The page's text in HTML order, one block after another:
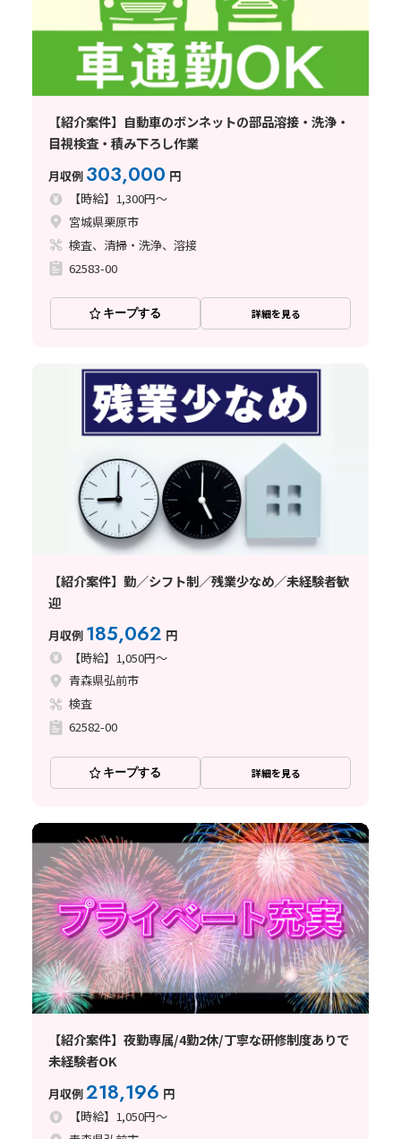
【紹介案件】自動車のボンネットの部品溶接・洗浄・
目視検査・積み下ろし作業
月収例 303,000 円
【時給】1,300円～
宮城県栗原市
検査、清掃・洗浄、溶接
62583-00
キープする 詳細を見る
【紹介案件】勤／シフト制／残業少なめ／未経験者歓
迎
月収例 185,062 円
【時給】1,050円～
青森県弘前市
検査
62582-00
キープする 詳細を見る
【紹介案件】夜勤専属/4勤2休/丁寧な研修制度ありで
未経験者OK
月収例218,196 円
【時給】1,050円～